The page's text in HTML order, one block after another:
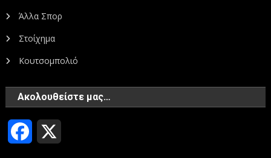
Άλλα Σπορ
Στοίχημα
Κουτσομπολιό
Ακολουθείστε μας…
Facebook